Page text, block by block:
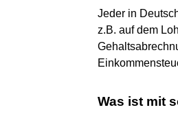
Jeder in
z.B. auf dem
Was ist mit